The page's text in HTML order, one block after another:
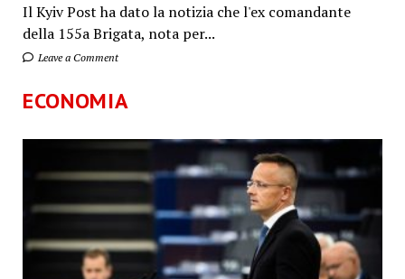
Il Kyiv Post ha dato la notizia che l'ex comandante
della 155a Brigata, nota per...
Leave a Comment
ECONOMIA